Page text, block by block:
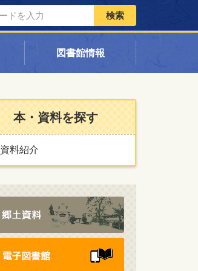
検索
図書館情報
本・資料を探す
資料紹介